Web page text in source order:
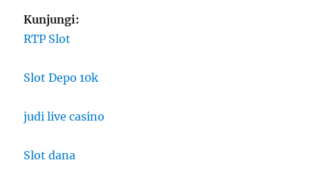
Kunjungi:
RTP Slot
Slot Depo 10k
judi live casino
Slot dana